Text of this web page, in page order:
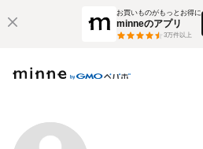
お買いものがもっとお得に
minneのアプリ
3万件以上